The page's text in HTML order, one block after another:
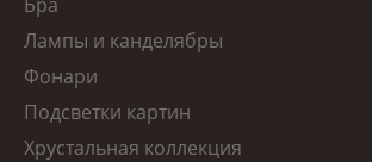
Лампы и канделябры
Фонари
Подсветки картин
Хрустальная коллекция